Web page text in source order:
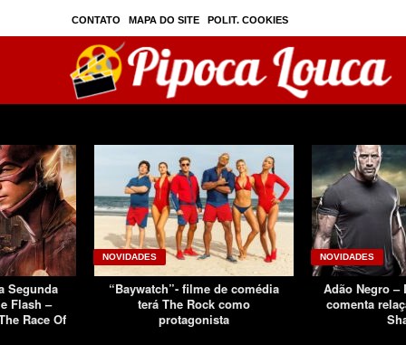
CONTATO MAPA DO SITE POLIT. COOKIES
PRIVAC./SEGURANÇA
Segunda
Flash –
Race Of
NOVIDADES
“Baywatch”- filme de comédia
terá The Rock como
protagonista
NOVIDADES
Adão Negro –
comenta